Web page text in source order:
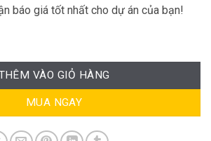
báo giá tốt nhất cho dự án của bạn!
số lượng
VÀO GIỎ HÀNG
MUA NGAY